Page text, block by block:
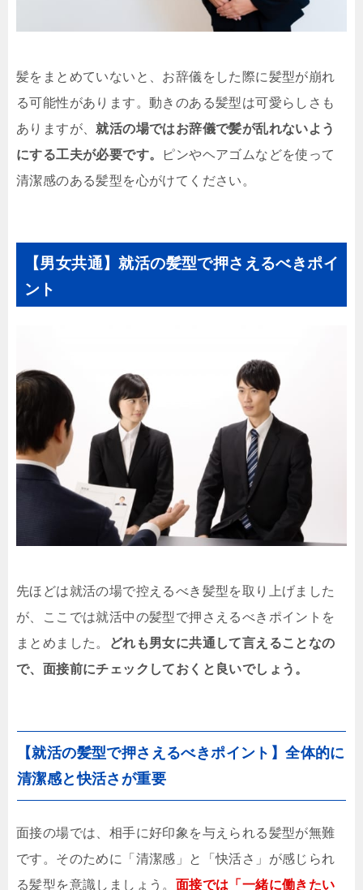
髪をまとめていないと、お辞儀をした際に髪型が崩れ
る可能性があります。動きのある髪型は可愛らしさも
ありますが、就活の場ではお辞儀で髪が乱れないよう
にする工夫が必要です。
ピンやヘアゴムなどを使って
清潔感のある髪型を心がけてください。
【男女共通】就活の髪型で押さえるべきポイ
ント
先ほどは就活の場で控えるべき髪型を取り上げました
が、ここでは就活中の髪型で押さえるべきポイントを
まとめました。
どれも男女に共通して言えることなの
で、面接前にチェックしておくと良いでしょう。
【就活の髪型で押さえるべきポイント】全体的に
清潔感と快活さが重要
面接の場では、相手に好印象を与えられる髪型が無難
です。そのために「清潔感」と「快活さ」が感じられ
る髪型を意識しましょう。 面接では「一緒に働きたい